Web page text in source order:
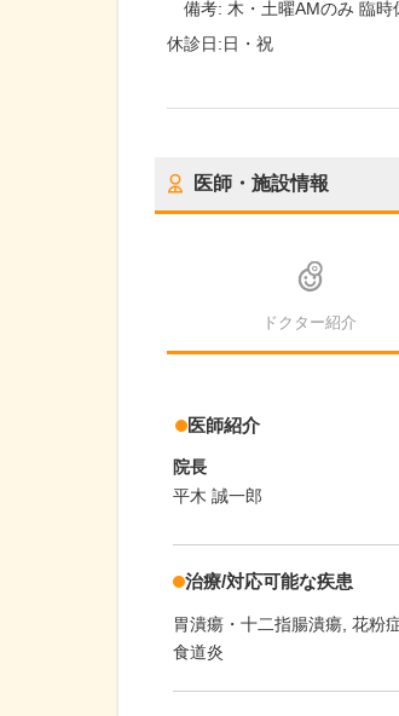
備考: 木・土曜AMのみ 臨時
休診日:日・祝
医師・施設情報
ドクター紹介
医師紹介
院長
平木 誠一郎
治療/対応可能な疾患
胃潰瘍・十二指腸潰瘍 花粉
食道炎